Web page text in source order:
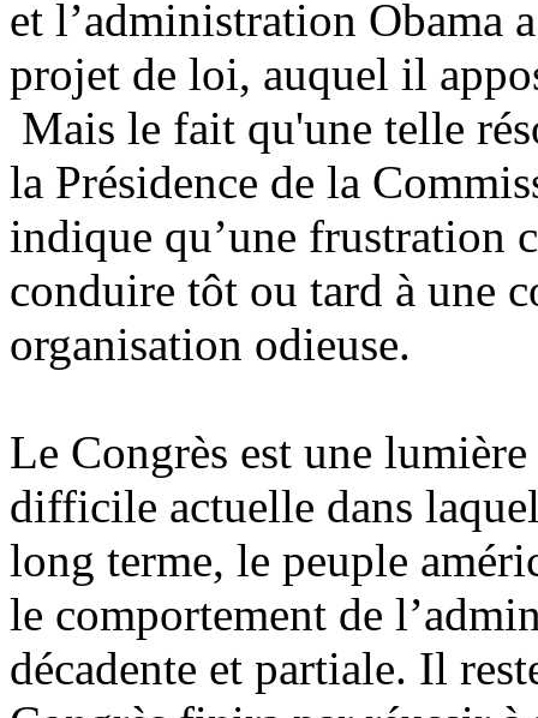
et l’administration Obama
projet de loi, auquel il
Mais le fait qu'une telle
la Présidence de la
indique qu’une frustration
conduire tôt ou tard à une
organisation odieuse.
Le Congrès est une
difficile actuelle dans
long terme, le peuple
le comportement de
décadente et partiale. Il